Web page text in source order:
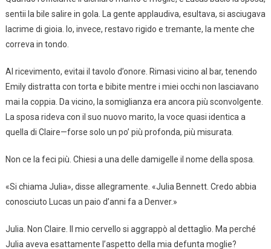
sentii la bile salire in gola. La gente applaudiva, esultava, si asciugava
lacrime di gioia. Io, invece, restavo rigido e tremante, la mente che
correva in tondo.
Al ricevimento, evitai il tavolo d’onore. Rimasi vicino al bar, tenendo
Emily distratta con torta e bibite mentre i miei occhi non lasciavano
mai la coppia. Da vicino, la somiglianza era ancora più sconvolgente.
La sposa rideva con il suo nuovo marito, la voce quasi identica a
quella di Claire—forse solo un po’ più profonda, più misurata.
Non ce la feci più. Chiesi a una delle damigelle il nome della sposa.
«Si chiama Julia», disse allegramente. «Julia Bennett. Credo abbia
conosciuto Lucas un paio d’anni fa a Denver.»
Julia. Non Claire. Il mio cervello si aggrappò al dettaglio. Ma perché
Julia aveva esattamente l’aspetto della mia defunta moglie?